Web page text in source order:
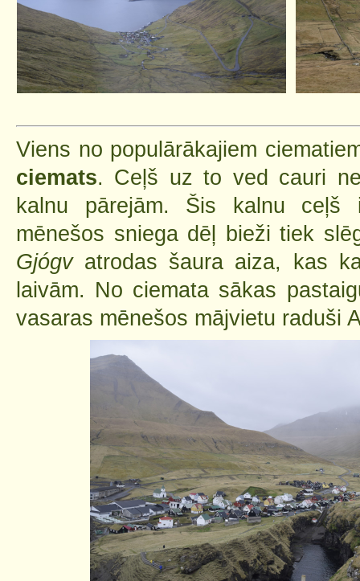
Viens no populārākajiem
ciemats. Ceļš uz to ved cauri
kalnu pārejām. Šis kalnu ceļš
mēnešos sniega dēļ bieži tiek
Gjógv atrodas šaura aiza, kas
laivām. No ciemata sākas
vasaras mēnešos mājvietu raduši